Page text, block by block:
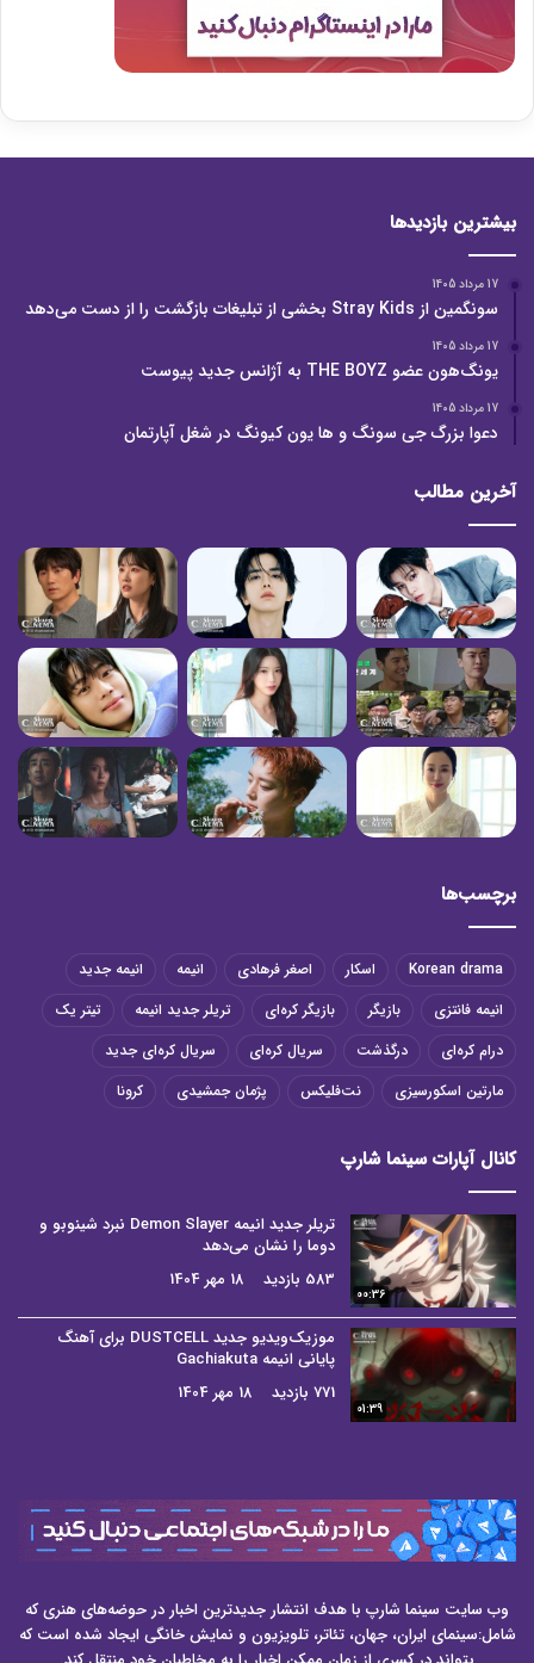
بیشترین بازدیدها
17 مرداد 1405
سونگمین از Stray Kids بخشی از تبلیغات بازگشت را از دست می‌دهد
17 مرداد 1405
یونگ‌هون عضو THE BOYZ به آژانس جدید پیوست
17 مرداد 1405
دعوا بزرگ جی سونگ و ها یون کیونگ در شغل آپارتمان
آخرین مطالب
برچسب‌ها
Korean drama اسکار اصغر فرهادی انیمه
انیمه جدید
انیمه فانتزی
بازیگر بازیگر کره‌ای تریلر جدید انیمه
تیتر یک
درام کره‌ای
درگذشت سریال کره‌ای
سریال کره‌ای جدید
مارتین اسکورسیزی
نت‌فلیکس پژمان جمشیدی کرونا
کانال آپارات سینما شارپ
00:36
تریلر جدید انیمه Demon Slayer نبرد شینوبو و
دوما را نشان می‌دهد
583 بازدید
18 مهر 1404
01:39
موزیک‌ویدیو جدید DUSTCELL برای آهنگ
پایانی انیمه Gachiakuta
771 بازدید
18 مهر 1404
وب سایت سینما شارپ با هدف انتشار جدیدترین اخبار در حوضه‌های هنری که
شامل:سینمای ایران، جهان، تئاتر، تلویزیون و نمایش خانگی ایجاد شده است که